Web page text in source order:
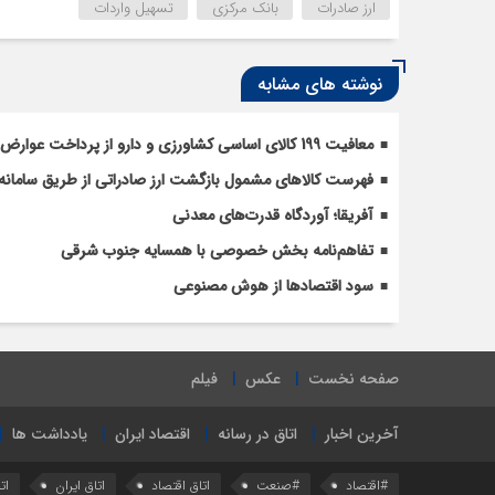
ارز صادرات بانک مرکزی تسهیل واردات
نوشته های مشابه
معافیت 199 کالای اساسی کشاورزی و دارو از پرداخت عوارض 1.2 درصدی واردات
فهرست کالاهای مشمول بازگشت ارز صادراتی از طریق
آفریقا؛ آوردگاه قدرت‌های معدنی
تفاهم‌نامه بخش خصوصی با همسایه جنوب شرقی
سود اقتصاد‌ها از هوش مصنوعی
صفحه نخست عکس فیلم
آخرین اخبار اتاق در رسانه اقتصاد ایران یادداشت ها
#اقتصاد #صنعت اتاق اقتصاد اتاق ایران